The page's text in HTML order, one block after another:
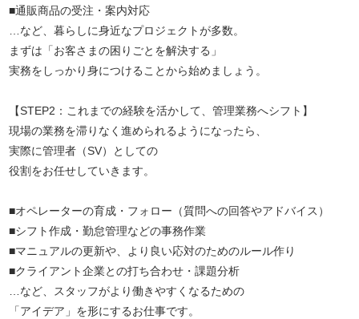
■通販商品の受注・案内対応
…など、暮らしに身近なプロジェクトが多数。
まずは「お客さまの困りごとを解決する」
実務をしっかり身につけることから始めましょう。
【STEP2：これまでの経験を活かして、管理業務へシフト】
現場の業務を滞りなく進められるようになったら、
実際に管理者（SV）としての
役割をお任せしていきます。
■オペレーターの育成・フォロー（質問への回答やアドバイス）
■シフト作成・勤怠管理などの事務作業
■マニュアルの更新や、より良い応対のためのルール作り
■クライアント企業との打ち合わせ・課題分析
…など、スタッフがより働きやすくなるための
「アイデア」を形にするお仕事です。